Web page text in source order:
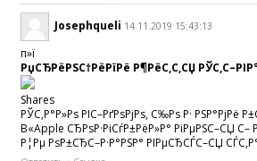
Josephqueli 14.11.2019 15:43:13
п»ї
РџСЂРёРЅС†РёРїРё Р¶РёС‚С‚СЏ
Shares
РЎС‚Р°Р»Рѕ РІС–РґРѕРјРѕ, С‰Рѕ Р·
В«Apple СЂРѕР·РіСѓР±РёР»Р° РіРµРЅС–СЏ С–
Р¦Рµ РѕР±СЂС–Р·Р°РЅР° РІРµСЂСЃС–СЏ